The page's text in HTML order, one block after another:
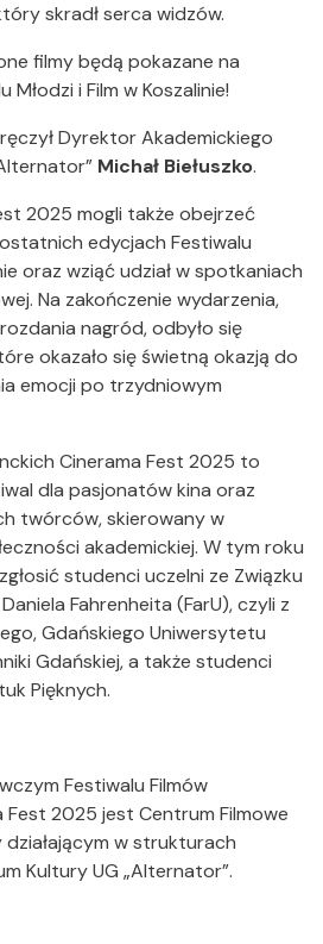
skradł serca widzów.
filmy będą pokazane na
Młodzi i Film w Koszalinie!
Dyrektor Akademickiego
Michał Biełuszko.
2025 mogli także obejrzeć
edycjach Festiwalu
oraz wziąć udział w spotkaniach
Na zakończenie wydarzenia,
nagród, odbyło się
okazało się świetną okazją do
emocji po trzydniowym
Cinerama Fest 2025 to
dla pasjonatów kina oraz
twórców, skierowany w
akademickiej. W tym roku
studenci uczelni ze Związku
Fahrenheita (FarU), czyli z
Gdańskiego Uniwersytetu
Gdańskiej, a także studenci
Pięknych.
Festiwalu Filmów
Fest 2025 jest Centrum Filmowe
działającym w strukturach
Kultury UG „Alternator”.